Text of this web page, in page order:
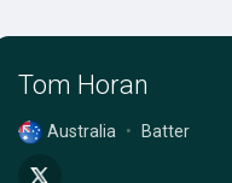
Tom Horan
Australia • Batter